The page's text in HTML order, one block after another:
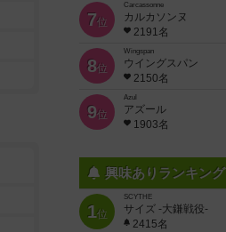
7位
Carcassonne
カルカソンヌ
2191名
8位
Wingspan
ウイングスパン
2150名
9位
Azul
アズール
1903名
興味ありランキング
1位
SCYTHE
サイズ -大鎌戦役-
2415名